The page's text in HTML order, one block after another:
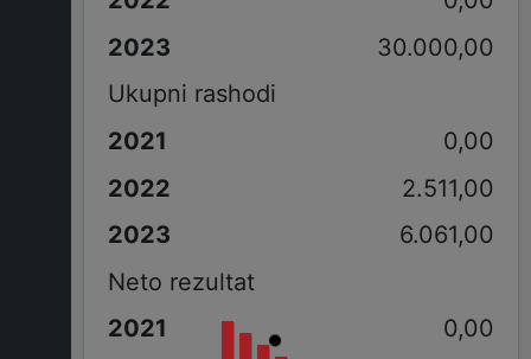
30.000,00
Ukupni rashodi
0,00
2.511,00
6.061,00
Neto rezultat
0,00